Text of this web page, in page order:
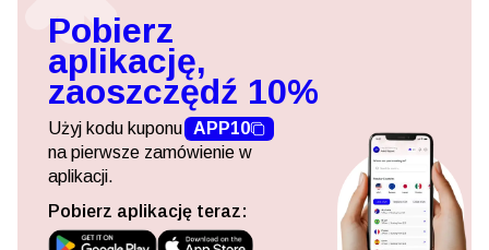
Pobierz
aplikację,
zaoszczędź 10%
Użyj kodu kuponu APP10
na pierwsze zamówienie w
aplikacji.
Pobierz aplikację teraz: